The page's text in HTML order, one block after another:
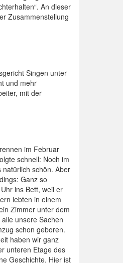
An dieser
Zusammenstellung
Singen unter
und mehr
mit der
im Februar
schnell: Noch im
schön. Aber
Ganz so
ins Bett, weil er
lebten in einem
Zimmer unter dem
unsere Sachen
schon geboren.
haben wir ganz
unteren Etage des
Geschichte. Hier ist